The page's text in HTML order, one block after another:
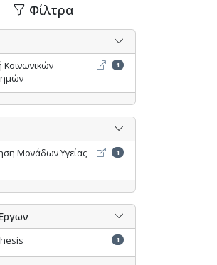
Φίλτρα
Κοινωνικών
Σχολή Κοινωνικών
1
Μονάδων Υγείας
Διοίκηση Μονάδων
1
1